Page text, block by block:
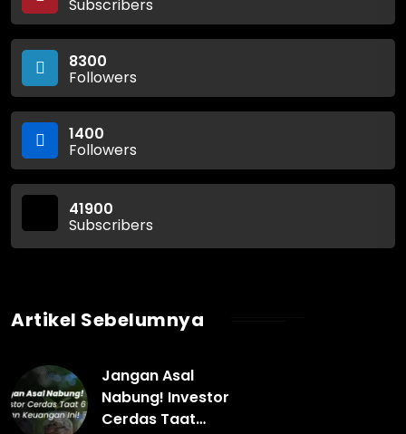
Subscribers
8300
Followers
1400
Followers
41900
Subscribers
Artikel Sebelumnya
Jangan Asal
Nabung! Investor
Cerdas Taat…